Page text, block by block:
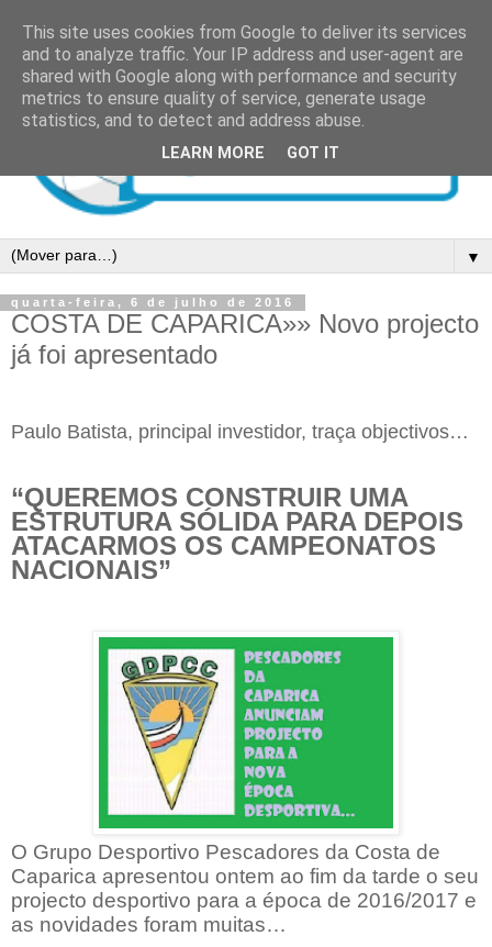
▼
quarta-feira, 6 de julho de 2016
COSTA DE CAPARICA»» Novo projecto
já foi apresentado
Paulo Batista, principal investidor, traça objectivos…
“QUEREMOS CONSTRUIR UMA
ESTRUTURA SÓLIDA PARA DEPOIS
ATACARMOS OS CAMPEONATOS
NACIONAIS”
O Grupo Desportivo Pescadores da Costa de
Caparica apresentou ontem ao fim da tarde o seu
projecto desportivo para a época de 2016/2017 e
as novidades foram muitas…
This site uses cookies from Google to deliver its services
and to analyze traffic. Your IP address and user-agent are
shared with Google along with performance and security
metrics to ensure quality of service, generate usage
statistics, and to detect and address abuse.
LEARN MORE GOT IT